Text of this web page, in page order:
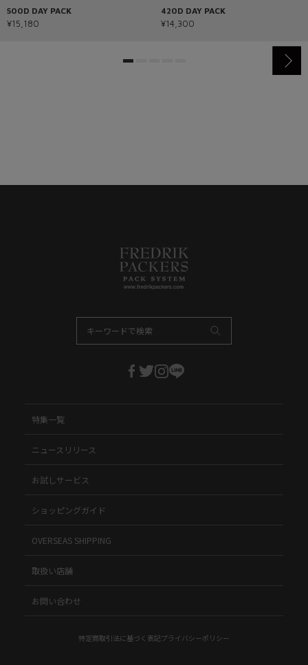
500D DAY PACK
¥15,180
420D DAY PACK
¥14,300
特集一覧
ニュースリリース
お試しサービス
ショッピングガイド
OVERSEAS SHIPPING
取扱い店舗
お問い合わせ
特定商取引法に基づく表記プライバシーポリシー